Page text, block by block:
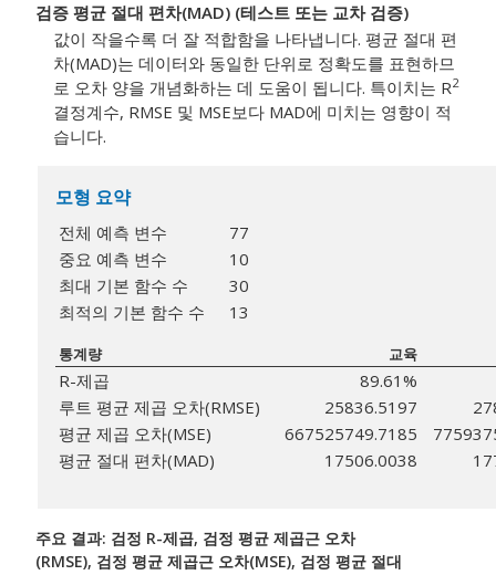
검증 평균 절대 편차(MAD) (테스트 또는 교차 검증)
값이 작을수록 더 잘 적합함을 나타냅니다. 평균 절대 편
차(MAD)는 데이터와 동일한 단위로 정확도를 표현하므
로 오차 양을 개념화하는 데 도움이 됩니다. 특이치는 R2
결정계수, RMSE 및 MSE보다 MAD에 미치는 영향이 적
습니다.
모형 요약
전체 예측 변수
77
중요 예측 변수
10
최대 기본 함수 수
30
최적의 기본 함수 수
13
통계량 교육
R-제곱
89.61%
루트 평균 제곱 오차(RMSE)
25836.5197
평균 제곱 오차(MSE)
667525749.7185
평균 절대 편차(MAD)
17506.0038
주요 결과: 검정 R-제곱, 검정 평균 제곱근 오차
(RMSE), 검정 평균 제곱근 오차(MSE), 검정 평균 절대